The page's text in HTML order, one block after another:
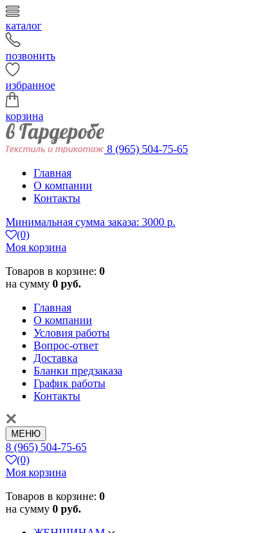
каталог
позвонить
избранное
корзина
8 (965) 504-75-65
Главная
О компании
Контакты
Минимальная сумма заказа: 3000 р.
(0)
Моя корзина
Товаров в корзине: 0
на сумму 0 руб.
Главная
О компании
Условия работы
Вопрос-ответ
Доставка
Бланки предзаказа
График работы
Контакты
МЕНЮ
8 (965) 504-75-65
(0)
Моя корзина
Товаров в корзине: 0
на сумму 0 руб.